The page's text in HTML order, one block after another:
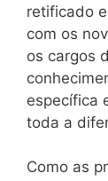
retificado
com os
os cargos
específica
toda a
Como as